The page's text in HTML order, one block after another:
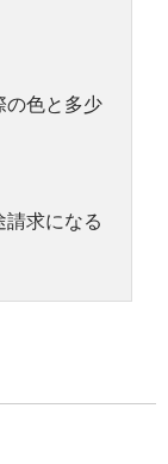
の色と多少
請求になる